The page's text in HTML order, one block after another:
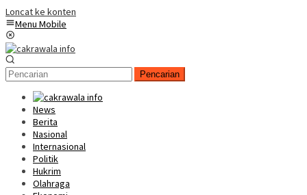
Loncat ke konten
Menu Mobile
Pencarian
News
Berita
Nasional
Internasional
Politik
Hukrim
Olahraga